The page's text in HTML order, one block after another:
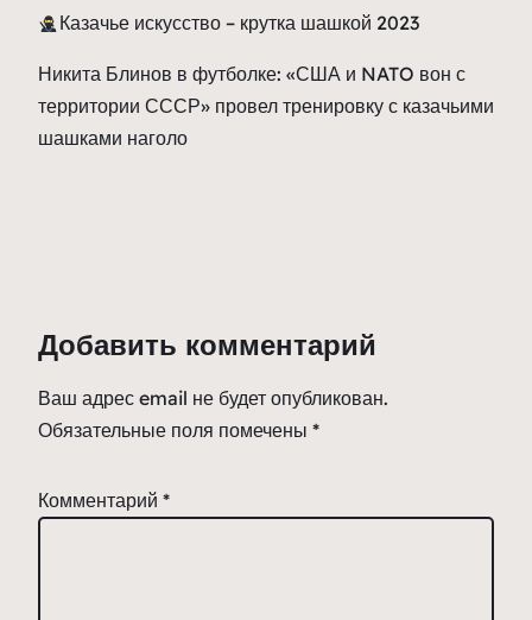
Казачье искусство – крутка шашкой 2023
Никита Блинов в футболке: «США и NATO вон с
территории СССР» провел тренировку с казачьими
шашками наголо
Добавить комментарий
Ваш адрес email не будет опубликован.
Обязательные поля помечены *
Комментарий *